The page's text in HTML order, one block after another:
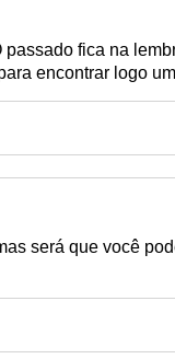
fica na
encontrar logo
será que você